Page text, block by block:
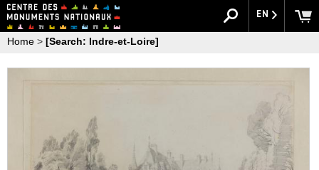
EN
Home > [Search: Indre-et-Loire]